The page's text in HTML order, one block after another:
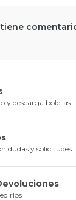
y descarga boletas
dudas y solicitudes